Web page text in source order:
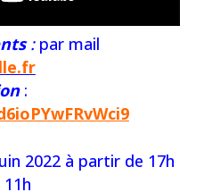
: par mail
:
2022 à partir de 17h